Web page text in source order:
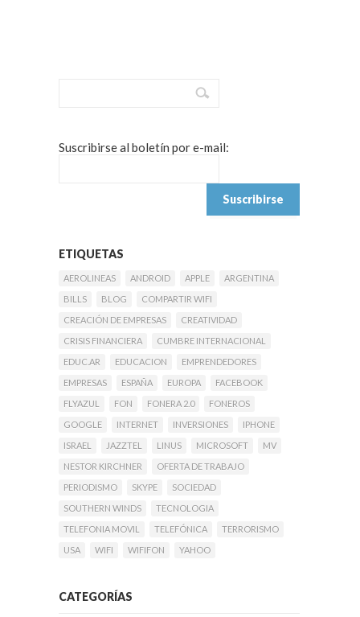
Suscribirse al boletín por e-mail:
ETIQUETAS
AEROLINEAS ANDROID APPLE
ARGENTINA
BILLS
BLOG
COMPARTIR WIFI
CREACIÓN DE EMPRESAS
CREATIVIDAD
CRISIS FINANCIERA
CUMBRE INTERNACIONAL
EDUC.AR
EDUCACION
EMPRENDEDORES
EMPRESAS
ESPAÑA EUROPA
FACEBOOK
FLYAZUL
FON FONERA 2.0
FONEROS
GOOGLE
INTERNET INVERSIONES
IPHONE
ISRAEL
JAZZTEL LINUS MICROSOFT
MV
NESTOR KIRCHNER
OFERTA DE TRABAJO
PERIODISMO
SKYPE
SOCIEDAD
SOUTHERN WINDS
TECNOLOGIA
TELEFONIA MOVIL
TELEFÓNICA
TERRORISMO
USA
WIFI WIFIFON YAHOO
CATEGORÍAS